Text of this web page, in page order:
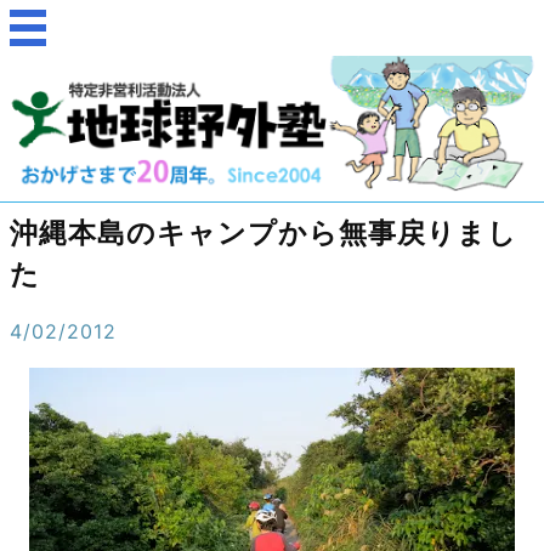
沖縄本島のキャンプから無事戻りまし
た
4/02/2012